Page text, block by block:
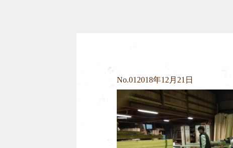
No.01 2018年12月21日